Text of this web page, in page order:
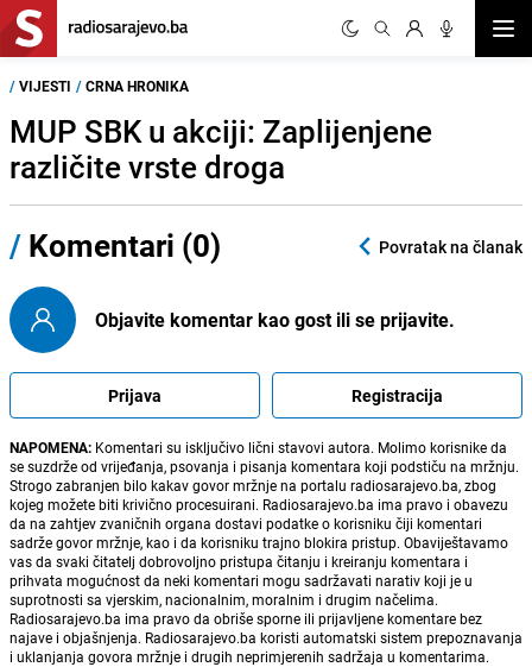
/ VIJESTI / CRNA HRONIKA
MUP SBK u akciji: Zaplijenjene
različite vrste droga
/ Komentari (0) Povratak na članak
Objavite komentar kao gost ili se prijavite.
Prijava Registracija
NAPOMENA: Komentari su isključivo lični stavovi autora. Molimo korisnike da
se suzdrže od vrijeđanja, psovanja i pisanja komentara koji podstiču na mržnju.
Strogo zabranjen bilo kakav govor mržnje na portalu radiosarajevo.ba, zbog
kojeg možete biti krivično procesuirani. Radiosarajevo.ba ima pravo i obavezu
da na zahtjev zvaničnih organa dostavi podatke o korisniku čiji komentari
sadrže govor mržnje, kao i da korisniku trajno blokira pristup. Obaviještavamo
vas da svaki čitatelj dobrovoljno pristupa čitanju i kreiranju komentara i
prihvata mogućnost da neki komentari mogu sadržavati narativ koji je u
suprotnosti sa vjerskim, nacionalnim, moralnim i drugim načelima.
Radiosarajevo.ba ima pravo da obriše sporne ili prijavljene komentare bez
najave i objašnjenja. Radiosarajevo.ba koristi automatski sistem prepoznavanja
i uklanjanja govora mržnje i drugih neprimjerenih sadržaja u komentarima.